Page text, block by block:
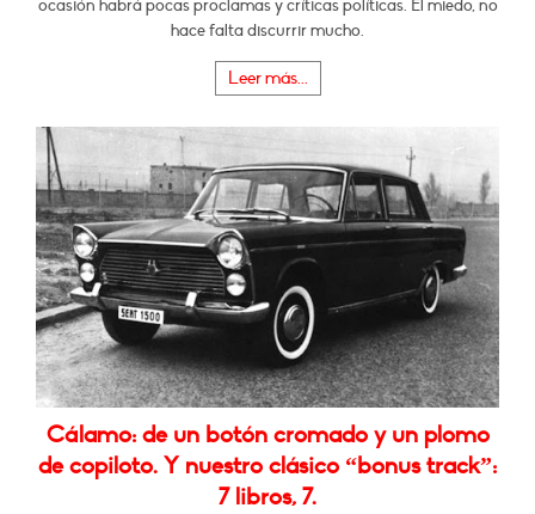
ocasión habrá pocas proclamas y críticas políticas. El miedo, no
hace falta discurrir mucho.
Leer más...
Cálamo: de un botón cromado y un plomo
de copiloto. Y nuestro clásico “bonus track”:
7 libros, 7.